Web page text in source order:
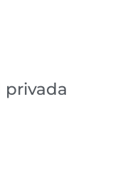
privada